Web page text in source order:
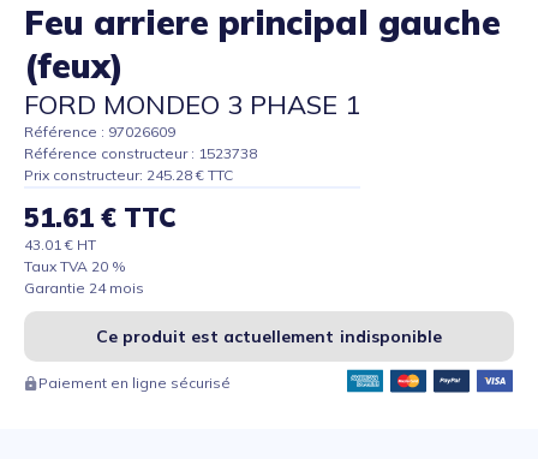
Feu arriere principal gauche
(feux)
FORD MONDEO 3 PHASE 1
Référence : 97026609
Référence constructeur : 1523738
Prix constructeur: 245.28 € TTC
51.61 € TTC
43.01 € HT
Taux TVA 20 %
Garantie 24 mois
Ce produit est actuellement indisponible
Paiement en ligne sécurisé